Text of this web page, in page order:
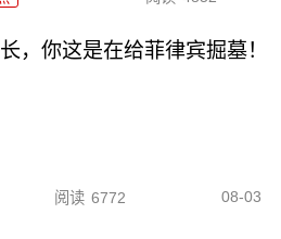
，你这是在给菲律宾掘墓！
阅读 6772 08-03